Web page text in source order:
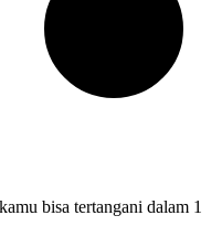
bisa tertangani dalam 1